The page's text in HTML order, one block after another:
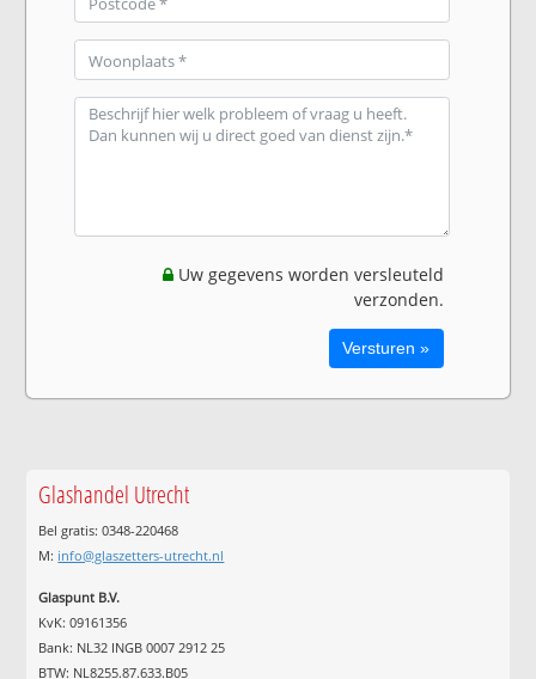
Uw gegevens worden versleuteld
verzonden.
Glashandel Utrecht
Bel gratis: 0348-220468
M: info@glaszetters-utrecht.nl
Glaspunt B.V.
KvK: 09161356
Bank: NL32 INGB 0007 2912 25
BTW: NL8255.87.633.B05